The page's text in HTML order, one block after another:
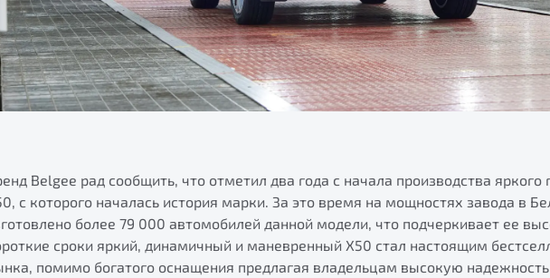
Belgee рад сообщить, что отметил два года с начала производства яркого
с которого началась история марки. За это время на мощностях завода в
более 79 000 автомобилей данной модели, что подчеркивает ее
сроки яркий, динамичный и маневренный Х50 стал настоящим
помимо богатого оснащения предлагая владельцам высокую